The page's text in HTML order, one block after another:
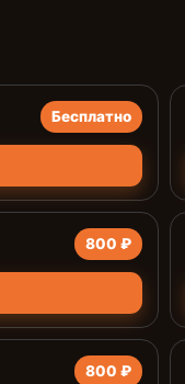
Бесплатно
800 ₽
800 ₽